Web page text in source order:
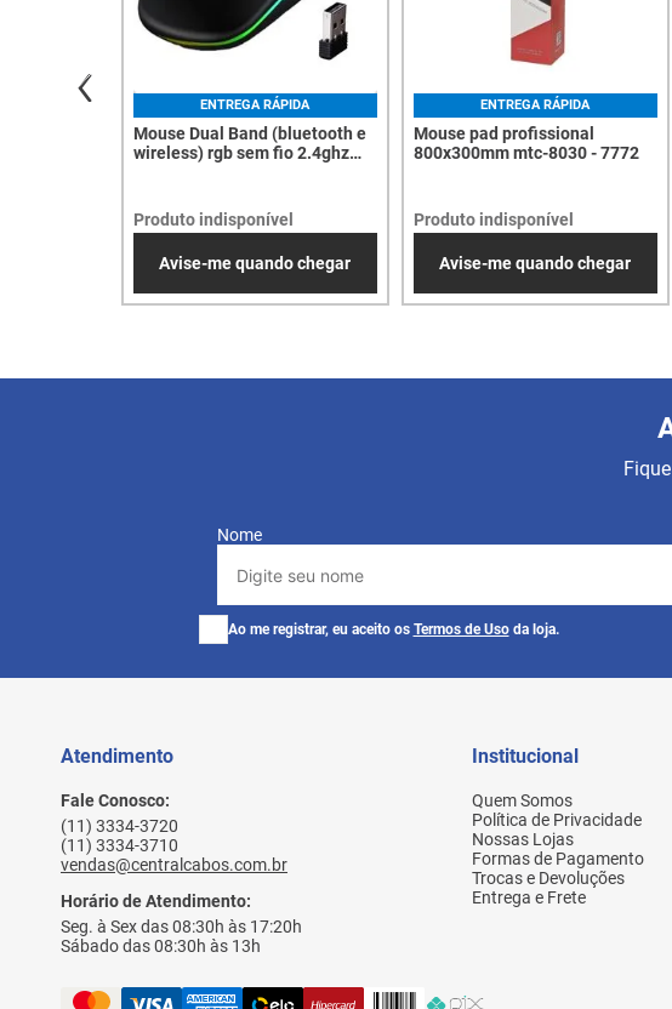
ENTREGA RÁPIDA
Mouse Dual Band (bluetooth e
wireless) rgb sem fio 2.4ghz
Produto indisponível
Avise-me quando chegar
ENTREGA RÁPIDA
Mouse pad profissional
800x300mm mtc-8030 - 7772
Produto indisponível
Avise-me quando chegar
Nome
Ao me registrar, eu aceito os Termos de Uso da loja.
Atendimento
Fale Conosco:
(11) 3334-3720
(11) 3334-3710
vendas@centralcabos.com.br
Horário de Atendimento:
Seg. à Sex das 08:30h às 17:20h
Sábado das 08:30h às 13h
Institucional
Quem Somos
Política de Privacidade
Nossas Lojas
Formas de Pagamento
Trocas e Devoluções
Entrega e Frete